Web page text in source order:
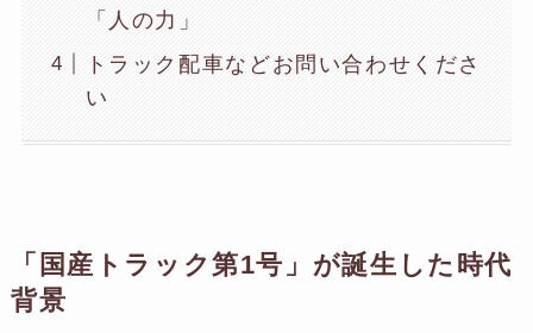
「人の力」
トラック配車などお問い合わせくださ
い
「国産トラック第1号」が誕生した時代
背景